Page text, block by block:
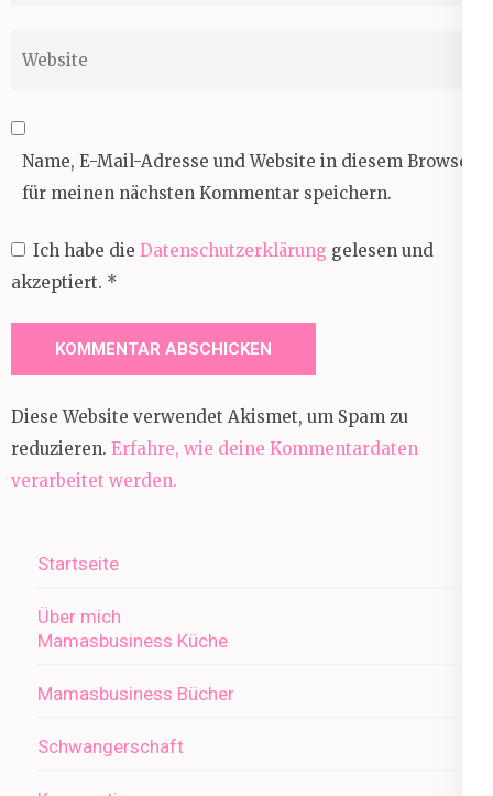
Name, E-Mail-Adresse und Website in diesem Browser
für meinen nächsten Kommentar speichern.
Ich habe die Datenschutzerklärung gelesen und
akzeptiert. *
Diese Website verwendet Akismet, um Spam zu
reduzieren. Erfahre, wie deine Kommentardaten
verarbeitet werden.
Startseite
Über mich
Mamasbusiness Küche
Mamasbusiness Bücher
Schwangerschaft